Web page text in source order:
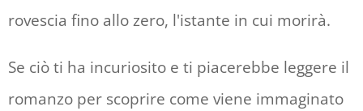
rovescia fino allo zero, l'istante in cui morirà.
Se ciò ti ha incuriosito e ti piacerebbe leggere il
romanzo per scoprire come viene immaginato